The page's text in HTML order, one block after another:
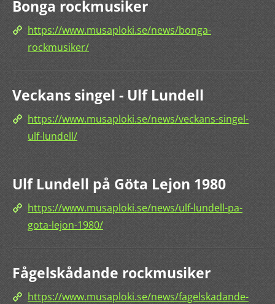
Bonga rockmusiker
https://www.musaploki.se/news/bonga-
rockmusiker/
Veckans singel - Ulf Lundell
https://www.musaploki.se/news/veckans-singel-
ulf-lundell/
Ulf Lundell på Göta Lejon 1980
https://www.musaploki.se/news/ulf-lundell-pa-
gota-lejon-1980/
Fågelskådande rockmusiker
https://www.musaploki.se/news/fagelskadande-